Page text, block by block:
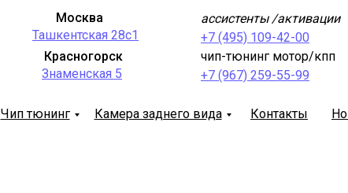
Ташкентская 28с1
Знаменская 5
ассистенты /активации
+7 (495) 109-42-00
чип-тюнинг мотор/кпп
+7 (967) 259-55-99
Москва
Красногорск
Чип тюнинг Камера заднего вида Контакты